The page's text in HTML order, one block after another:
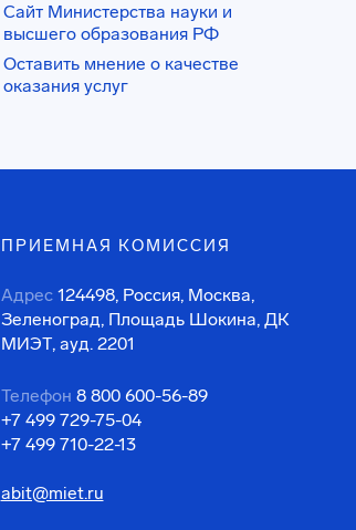
Сайт Министерства науки и
высшего образования РФ
Оставить мнение о качестве
оказания услуг
ПРИЕМНАЯ КОМИССИЯ
Адрес 124498, Россия, Москва,
Зеленоград, Площадь Шокина, ДК
МИЭТ, ауд. 2201
Телефон 8 800 600-56-89
+7 499 729-75-04
+7 499 710-22-13
abit@miet.ru